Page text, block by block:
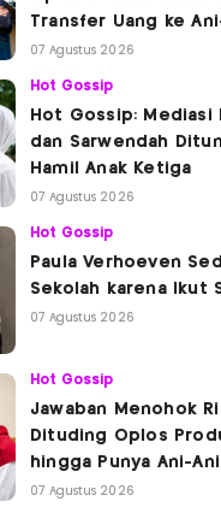
Transfer Uang ke
07 Agustus 2026
Hot Gossip
Hot Gossip: Mediasi
dan Sarwendah
Hamil Anak Ketiga
07 Agustus 2026
Hot Gossip
Paula Verhoeven
Sekolah karena Ikut
07 Agustus 2026
Hot Gossip
Jawaban Menohok
Dituding Oplos
hingga Punya Ani-Ani
07 Agustus 2026